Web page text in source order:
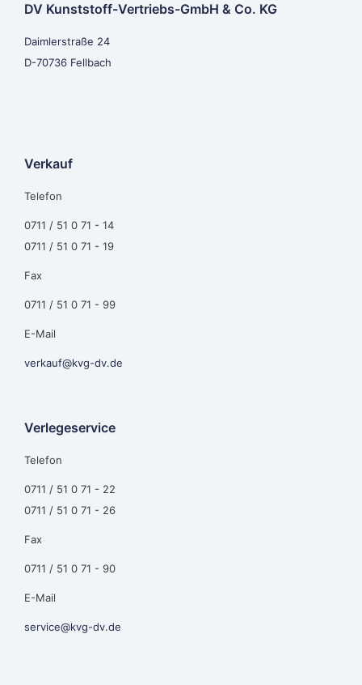
DV Kunststoff-Vertriebs-GmbH & Co. KG
Daimlerstraße 24
D-70736 Fellbach
Verkauf
Telefon
0711 / 51 0 71 - 14
0711 / 51 0 71 - 19
Fax
0711 / 51 0 71 - 99
E-Mail
verkauf@kvg-dv.de
Verlegeservice
Telefon
0711 / 51 0 71 - 22
0711 / 51 0 71 - 26
Fax
0711 / 51 0 71 - 90
E-Mail
service@kvg-dv.de